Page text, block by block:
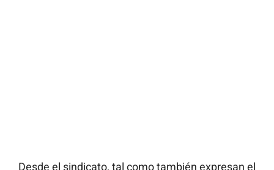
Desde el sindicato, tal como también expresan el